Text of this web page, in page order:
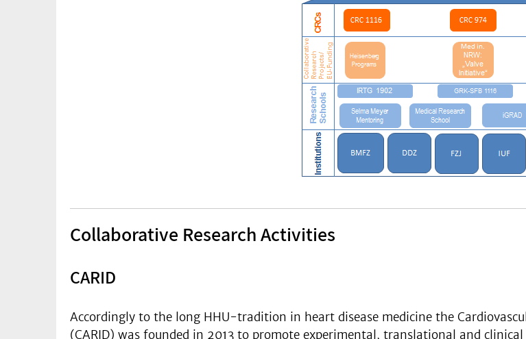
Collaborative Research Activities
CARID
Accordingly to the long HHU-tradition in heart disease medicine the
(CARID) was founded in 2013 to promote experimental, translational and